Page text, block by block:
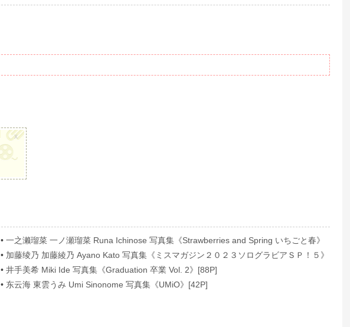
x
•一之濑瑠菜 一ノ瀬瑠菜 Runa Ichinose 写真集《Strawberries and Spring いちごと春》
[62P]
• 加藤绫乃 加藤綾乃 Ayano Kato 写真集《ミスマガジン２０２３ソログラビアＳＰ！５》
[54P]
•井手美希 Miki Ide 写真集《Graduation 卒業 Vol. 2》[88P]
• 东云海 東雲うみ Umi Sinonome 写真集《UMiO》[42P]